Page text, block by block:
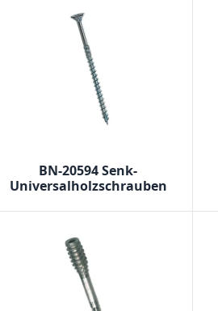
BN-20594 Senk-
Universalholzschrauben